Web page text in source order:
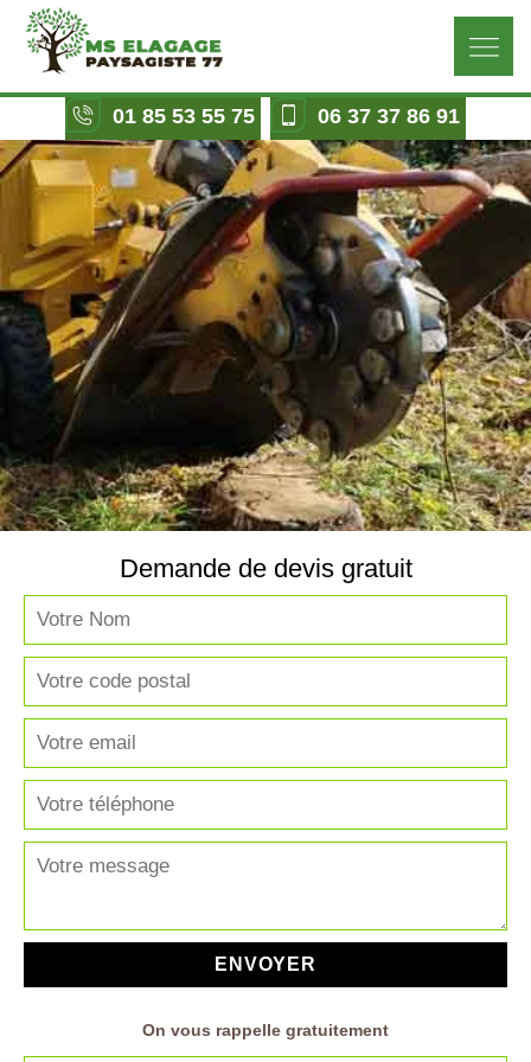
01 85 53 55 75 06 37 37 86 91
Demande de devis gratuit
On vous rappelle gratuitement